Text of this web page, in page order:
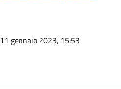
gennaio 2023, 15:53